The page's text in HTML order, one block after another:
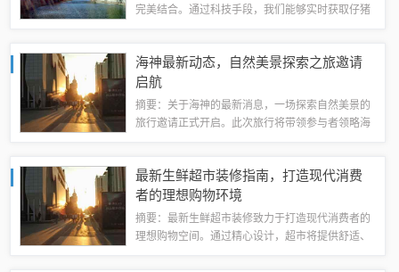
完美结合。通过科技手段，我们能够实时获取仔猪
系、季节性因素等。科技的应用使得我们能够...
海神最新动态，自然美景探索之旅邀请
启航
摘要：关于海神的最新消息，一场探索自然美景的
旅行邀请正式开启。此次旅行将带领参与者领略海
请热爱自然、喜欢探险的朋友们共同加入，一起...
最新生鲜超市装修指南，打造现代消费
者的理想购物环境
摘要：最新生鲜超市装修致力于打造现代消费者的
理想购物空间。通过精心设计，超市将提供舒适、